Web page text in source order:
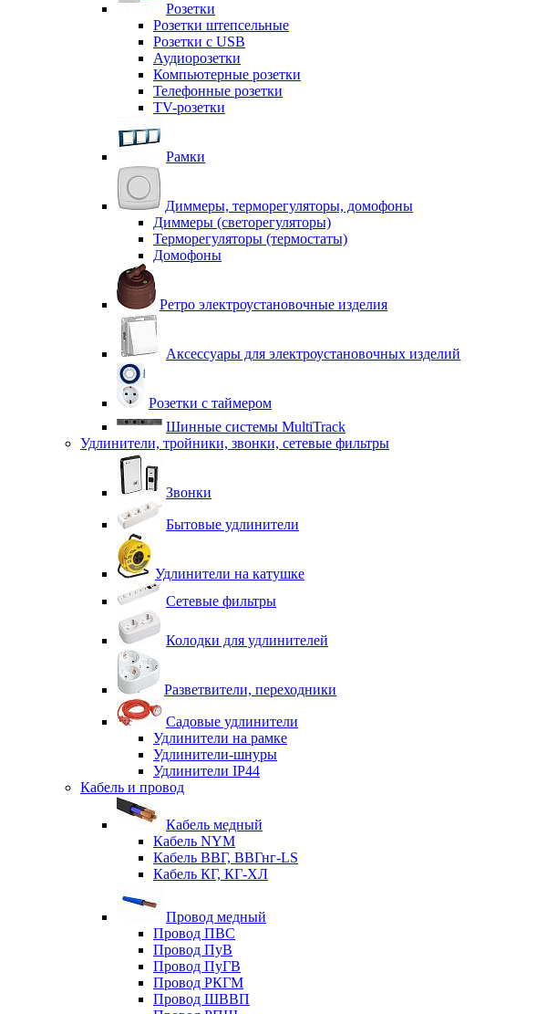
Розетки
Розетки штепсельные
Розетки с USB
Аудиорозетки
Компьютерные розетки
Телефонные розетки
TV-розетки
Рамки
Диммеры, терморегуляторы, домофоны
Диммеры (светорегуляторы)
Терморегуляторы (термостаты)
Домофоны
Ретро электроустановочные изделия
Аксессуары для электроустановочных изделий
Розетки с таймером
Шинные системы MultiTrack
Удлинители, тройники, звонки, сетевые фильтры
Звонки
Бытовые удлинители
Удлинители на катушке
Сетевые фильтры
Колодки для удлинителей
Разветвители, переходники
Садовые удлинители
Удлинители на рамке
Удлинители-шнуры
Удлинители IP44
Кабель и провод
Кабель медный
Кабель NYM
Кабель ВВГ, ВВГнг-LS
Кабель КГ, КГ-ХЛ
Провод медный
Провод ПВС
Провод ПуВ
Провод ПуГВ
Провод РКГМ
Провод ШВВП